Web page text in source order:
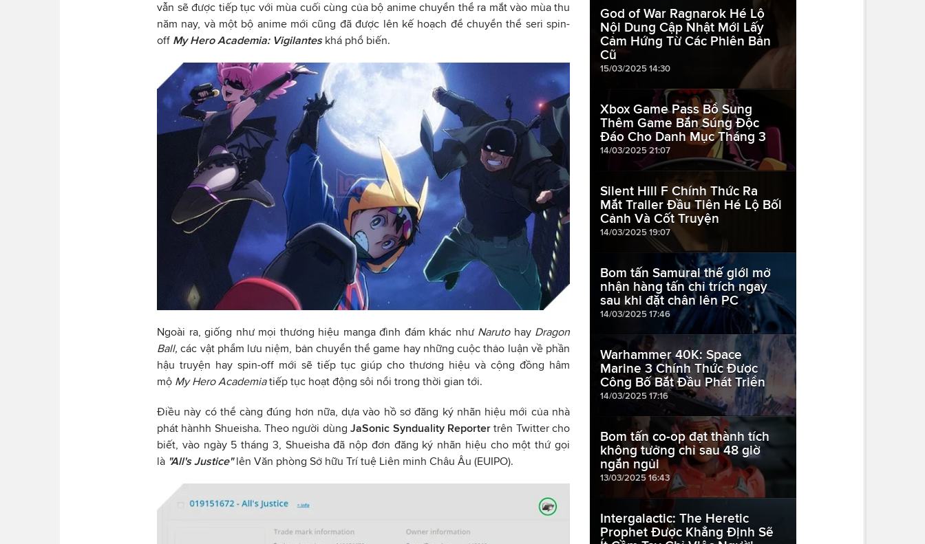
vẫn sẽ được tiếp tục với mùa cuối cùng của bộ anime chuyển thể ra mắt vào mùa thu
năm nay, và một bộ anime mới cũng đã được lên kế hoạch để chuyển thể seri spin-
off My Hero Academia: Vigilanteskhá phổ biến.
Ngoài ra, giống như mọi thương hiệu manga đình đám khác như Naruto hay Dragon
Ball,các vật phẩm lưu niệm, bản chuyển thể game hay những cuộc thảo luận về phần
hậu truyện hay spin-off mới sẽ tiếp tục giúp cho thương hiệu và cộng đồng hâm
mộ My Hero Academiatiếp tục hoạt động sôi nổi trong thời gian tới.
Điều này có thể càng đúng hơn nữa, dựa vào hồ sơ đăng ký nhãn hiệu mới của nhà
phát hànhh Shueisha. Theo người dùngJaSonic Synduality Reportertrên Twitter cho
biết, vào ngày 5 tháng 3, Shueisha đã nộp đơn đăng ký nhãn hiệu cho một thứ gọi
là "All's Justice"lên Văn phòng Sở hữu Trí tuệ Liên minh Châu Âu (EUIPO).
God of War Ragnarok Hé Lộ
Nội Dung Cập Nhật Mới Lấy
Cảm Hứng Từ Các Phiên Bản
Cũ
15/03/2025 14:30
Xbox Game Pass Bổ Sung
Thêm Game Bắn Súng Độc
Đáo Cho Danh Mục Tháng 3
14/03/2025 21:07
Silent Hill F Chính Thức Ra
Mắt Trailer Đầu Tiên Hé Lộ Bối
Cảnh Và Cốt Truyện
14/03/2025 19:07
Bom tấn Samurai thế giới mở
nhận hàng tấn chỉ trích ngay
sau khi đặt chân lên PC
14/03/2025 17:46
Warhammer 40K: Space
Marine 3 Chính Thức Được
Công Bố Bắt Đầu Phát Triển
14/03/2025 17:16
Bom tấn co-op đạt thành tích
không tưởng chỉ sau 48 giờ
ngắn ngủi
13/03/2025 16:43
Intergalactic: The Heretic
Prophet Được Khẳng Định Sẽ